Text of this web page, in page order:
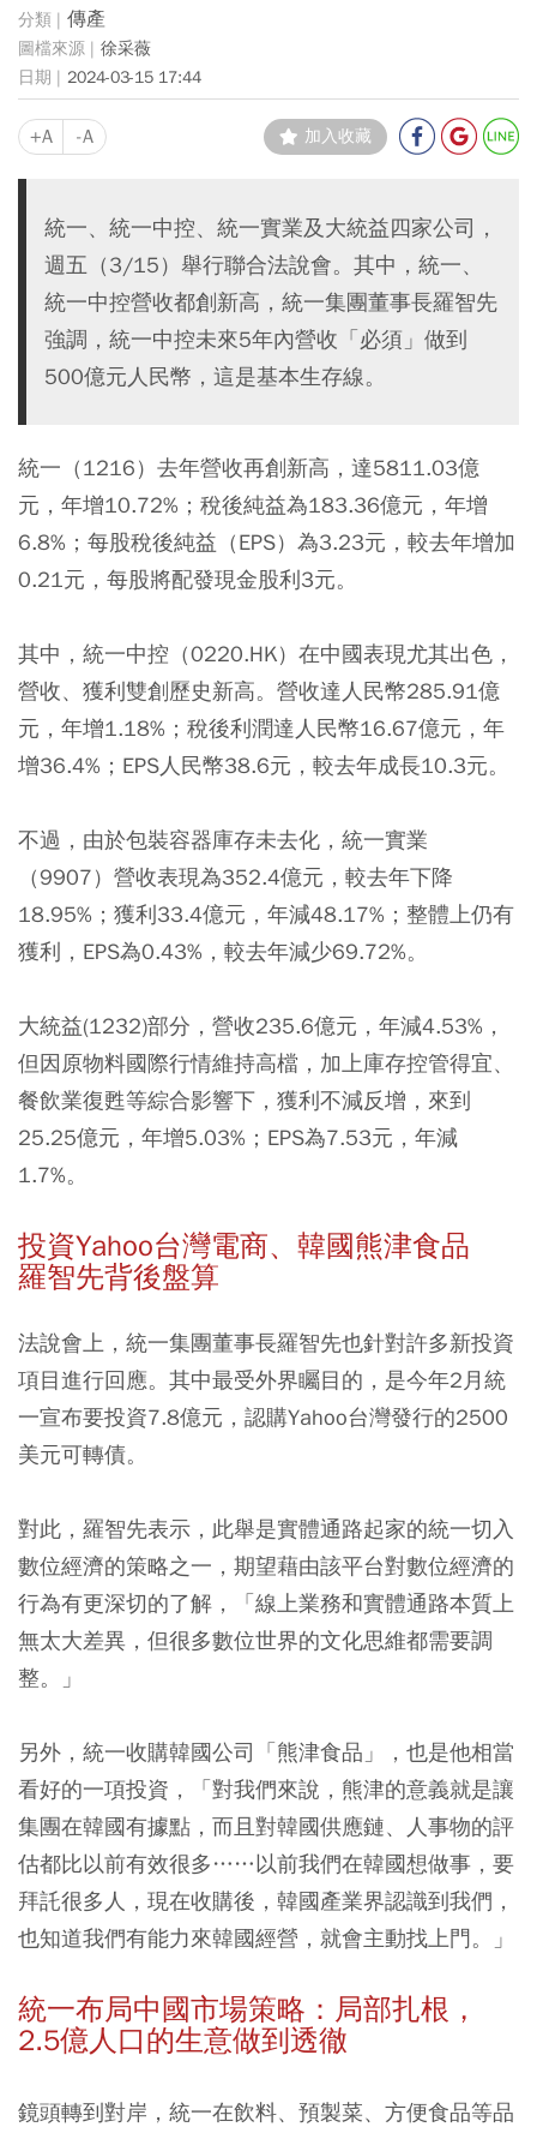
傳產
徐采薇
2024-03-15 17:44
+A -A 加入收藏
統一、統一中控、統一實業及大統益四家公司，
週五（3/15）舉行聯合法說會。其中，統一、
統一中控營收都創新高，統一集團董事長羅智先
強調，統一中控未來5年內營收「必須」做到
500億元人民幣，這是基本生存線。
統一（1216）去年營收再創新高，達5811.03億
元，年增10.72%；稅後純益為183.36億元，年增
6.8%；每股稅後純益（EPS）為3.23元，較去年增加
0.21元，每股將配發現金股利3元。
其中，統一中控（0220.HK）在中國表現尤其出色，
營收、獲利雙創歷史新高。營收達人民幣285.91億
元，年增1.18%；稅後利潤達人民幣16.67億元，年
增36.4%；EPS人民幣38.6元，較去年成長10.3元。
不過，由於包裝容器庫存未去化，統一實業
（9907）營收表現為352.4億元，較去年下降
18.95%；獲利33.4億元，年減48.17%；整體上仍有
獲利，EPS為0.43%，較去年減少69.72%。
大統益(1232)部分，營收235.6億元，年減4.53%，
但因原物料國際行情維持高檔，加上庫存控管得宜、
餐飲業復甦等綜合影響下，獲利不減反增，來到
25.25億元，年增5.03%；EPS為7.53元，年減
1.7%。
投資Yahoo台灣電商、韓國熊津食品
羅智先背後盤算
法說會上，統一集團董事長羅智先也針對許多新投資
項目進行回應。其中最受外界矚目的，是今年2月統
一宣布要投資7.8億元，認購Yahoo台灣發行的2500
美元可轉債。
對此，羅智先表示，此舉是實體通路起家的統一切入
數位經濟的策略之一，期望藉由該平台對數位經濟的
行為有更深切的了解，「線上業務和實體通路本質上
無太大差異，但很多數位世界的文化思維都需要調
整。」
另外，統一收購韓國公司「熊津食品」，也是他相當
看好的一項投資，「對我們來說，熊津的意義就是讓
集團在韓國有據點，而且對韓國供應鏈、人事物的評
估都比以前有效很多……以前我們在韓國想做事，要
拜託很多人，現在收購後，韓國產業界認識到我們，
也知道我們有能力來韓國經營，就會主動找上門。」
統一布局中國市場策略：局部扎根，
2.5億人口的生意做到透徹
鏡頭轉到對岸，統一在飲料、預製菜、方便食品等品